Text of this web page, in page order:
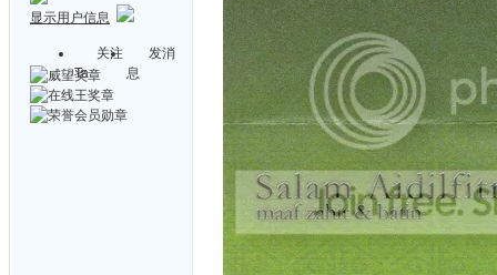
显示用户信息
关注
Ta
发消
息